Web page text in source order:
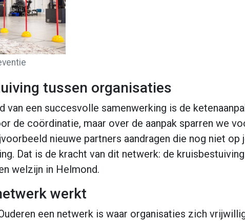
tussen organisaties
van een succesvolle samenwerking is de
de coördinatie, maar over de aanpak sparren we
nieuwe partners aandragen die nog niet
Dat is de kracht van dit netwerk: de
welzijn in Helmond.
werkt
een netwerk is waar organisaties zich